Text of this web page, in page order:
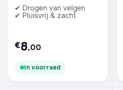
✔ Drogen van velgen
✔ Pluisvrij & zacht
€8,00
In voorraad